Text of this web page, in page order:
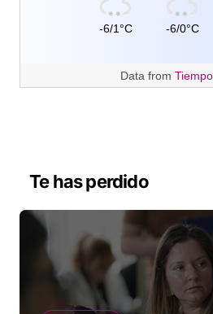
-6/1°C -6/0°C
Data from
Te has perdido